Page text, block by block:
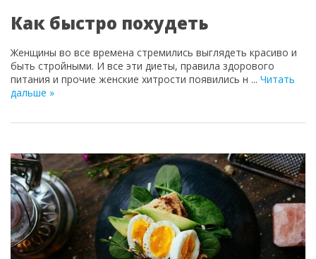
Как быстро похудеть
Женщины во все времена стремились выглядеть красиво и
быть стройными. И все эти диеты, правила здорового
питания и прочие женские хитрости появились н ... Читать
дальше »